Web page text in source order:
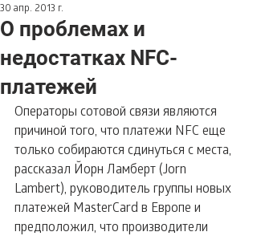
О проблемах и
недостатках NFC-
платежей
30 апр. 2013 г.
Операторы сотовой связи являются
причиной того, что платежи NFC еще
только собираются сдинуться с места,
рассказал Йорн Ламберт (Jorn
Lambert), руководитель группы новых
платежей MasterCard в Европе и
предположил, что производители